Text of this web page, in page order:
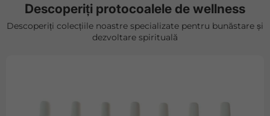
Descoperiți protocoalele de wellness
Descoperiți colecțiile noastre specializate pentru bunăstare și
dezvoltare spirituală